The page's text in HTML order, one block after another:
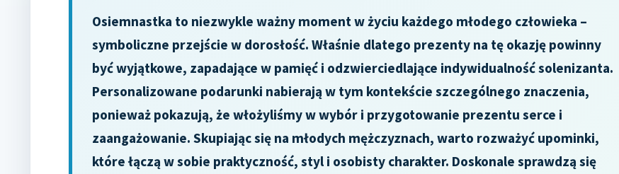
Osiemnastka to niezwykle ważny moment w życiu każdego młodego człowieka –
symboliczne przejście w dorosłość. Właśnie dlatego prezenty na tę okazję powinny
być wyjątkowe, zapadające w pamięć i odzwierciedlające indywidualność solenizanta.
Personalizowane podarunki nabierają w tym kontekście szczególnego znaczenia,
ponieważ pokazują, że włożyliśmy w wybór i przygotowanie prezentu serce i
zaangażowanie. Skupiając się na młodych mężczyznach, warto rozważyć upominki,
które łączą w sobie praktyczność, styl i osobisty charakter. Doskonale sprawdzą się